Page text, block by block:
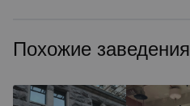
Похожие заведения